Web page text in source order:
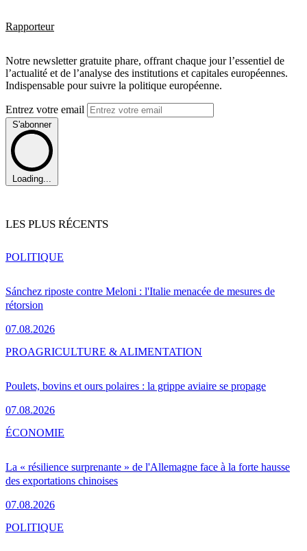
Rapporteur
Notre newsletter gratuite phare, offrant chaque jour l’essentiel de
l’actualité et de l’analyse des institutions et capitales européennes.
Indispensable pour suivre la politique européenne.
Entrez votre email
S'abonner
Loading...
LES PLUS RÉCENTS
Sánchez riposte contre Meloni : l'Italie menacée de mesures de
rétorsion
07.08.2026
POLITIQUE
Poulets, bovins et ours polaires : la grippe aviaire se propage
07.08.2026
PROAGRICULTURE & ALIMENTATION
La « résilience surprenante » de l'Allemagne face à la forte hausse
des exportations chinoises
07.08.2026
ÉCONOMIE
POLITIQUE